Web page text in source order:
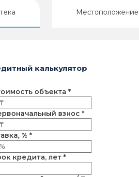
Местоположение
калькулятор
объекта *
взнос *
% *
кредита, лет *